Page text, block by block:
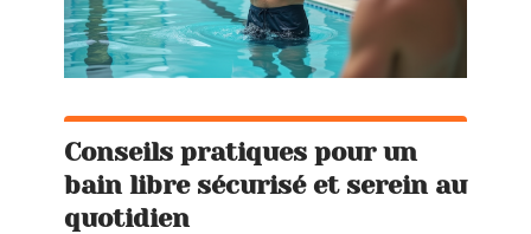
Conseils pratiques pour un
bain libre sécurisé et serein au
quotidien